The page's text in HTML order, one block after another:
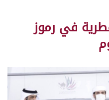
في رموز